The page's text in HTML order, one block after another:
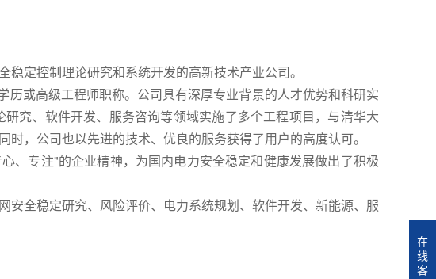
定控制理论研究和系统开发的高新技术产业公司。
或高级工程师职称。公司具有深厚专业背景的人才优势和科研实
究、软件开发、服务咨询等领域实施了多个工程项目，与清华大
，公司也以先进的技术、优良的服务获得了用户的高度认可。
专注"的企业精神，为国内电力安全稳定和健康发展做出了积极
全稳定研究、风险评价、电力系统规划、软件开发、新能源、服
在
线
客